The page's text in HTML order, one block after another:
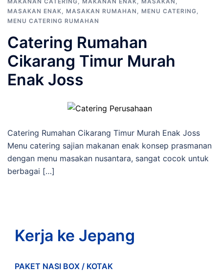
MASAKAN ENAK, MASAKAN RUMAHAN , MENU CATERING,
MENU CATERING RUMAHAN
Catering Rumahan
Cikarang Timur Murah
Enak Joss
Catering Rumahan Cikarang Timur Murah Enak Joss
Menu catering sajian makanan enak konsep prasmanan
dengan menu masakan nusantara, sangat cocok untuk
berbagai […]
Kerja ke Jepang
PAKET NASI BOX / KOTAK